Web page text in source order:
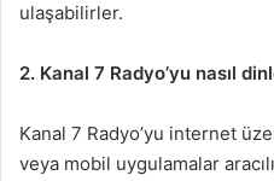
ulaşabilirler.
2. Kanal 7 Radyo’yu nasıl
Kanal 7 Radyo’yu internet
veya mobil uygulamalar